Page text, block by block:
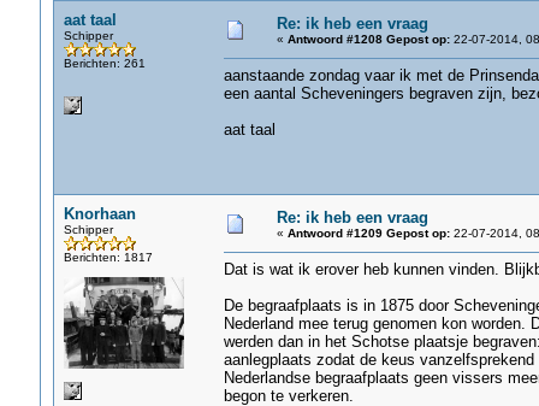
aat taal
Schipper
Berichten: 261
Re: ik heb een vraag
« Antwoord #1208 Gepost op:22-07-2014,
aanstaande zondag vaar ik met de
een aantal Scheveningers begraven zijn,
aat taal
Knorhaan
Schipper
Berichten: 1817
Re: ik heb een vraag
« Antwoord #1209 Gepost op:22-07-2014,
Dat is wat ik erover heb kunnen vinden.
De begraafplaats is in 1875 door
Nederland mee terug genomen kon worden.
werden dan in het Schotse plaatsje
aanlegplaats zodat de keus
Nederlandse begraafplaats geen vissers
begon te verkeren.